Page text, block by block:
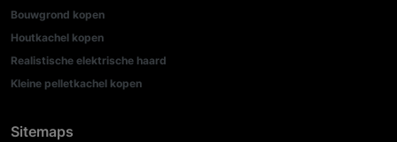
Bouwgrond kopen
Houtkachel kopen
Realistische elektrische haard
Kleine pelletkachel kopen
Sitemaps